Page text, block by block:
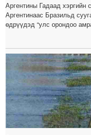
Аргентины Гадаад
Аргентинаас Бразильд
өдрүүдэд “улс орондоо